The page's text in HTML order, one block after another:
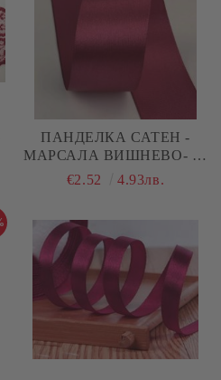
ПАНДЕЛКА САТЕН -
МАРСАЛА ВИШНЕВО- 10
М №56
€2.52 4.93лв.